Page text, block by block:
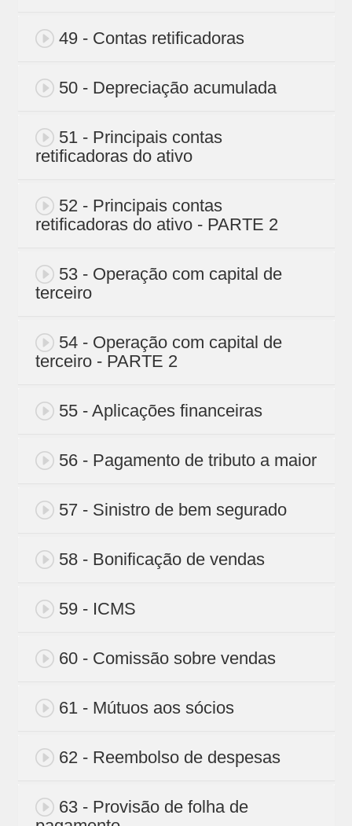
49 - Contas retificadoras
50 - Depreciação acumulada
51 - Principais contas
retificadoras do ativo
52 - Principais contas
retificadoras do ativo - PARTE 2
53 - Operação com capital de
terceiro
54 - Operação com capital de
terceiro - PARTE 2
55 - Aplicações financeiras
56 - Pagamento de tributo a maior
57 - Sinistro de bem segurado
58 - Bonificação de vendas
59 - ICMS
60 - Comissão sobre vendas
61 - Mútuos aos sócios
62 - Reembolso de despesas
63 - Provisão de folha de